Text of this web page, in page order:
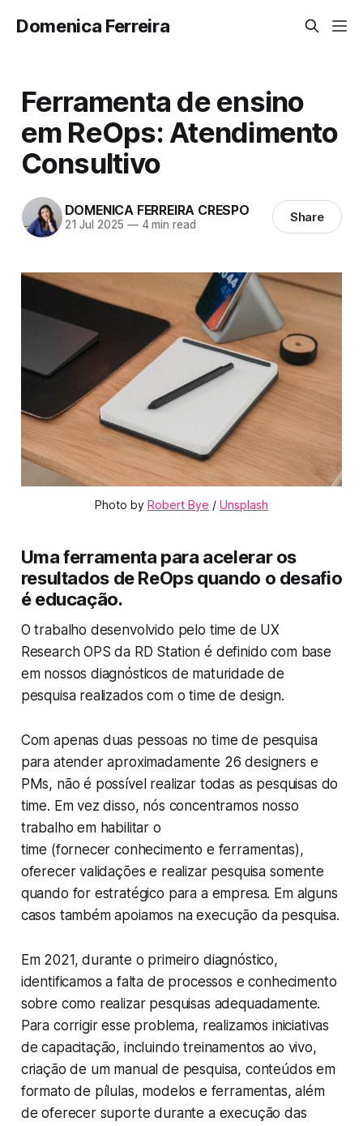
Domenica Ferreira
Ferramenta de ensino
em ReOps: Atendimento
Consultivo
DOMENICA FERREIRA CRESPO
21 Jul 2025 —4 min read Share
Photo by Robert Bye / Unsplash
Uma ferramenta para acelerar os
resultados de ReOps quando o desafio
é educação.
O trabalho desenvolvido pelo time de UX
Research OPS da RD Station é definido com base
em nossos diagnósticos de maturidade de
pesquisa realizados com o time de design.
Com apenas duas pessoas no time de pesquisa
para atender aproximadamente 26 designers e
PMs, não é possível realizar todas as pesquisas do
time. Em vez disso, nós concentramos nosso
trabalho em habilitar o
time (fornecer conhecimento e ferramentas),
oferecer validações e realizar pesquisa somente
quando for estratégico para a empresa. Em alguns
casos também apoiamos na execução da pesquisa.
Em 2021, durante o primeiro diagnóstico,
identificamos a falta de processos e conhecimento
sobre como realizar pesquisas adequadamente.
Para corrigir esse problema, realizamos iniciativas
de capacitação, incluindo treinamentos ao vivo,
criação de um manual de pesquisa, conteúdos em
formato de pílulas, modelos e ferramentas, além
de oferecer suporte durante a execução das